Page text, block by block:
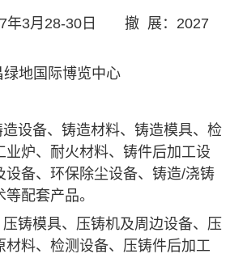
年3月28-30日 撤 展：2027
地国际博览中心
造设备、铸造材料、铸造模具、检
业炉、耐火材料、铸件后加工设
设备、环保除尘设备、铸造/浇铸
配套产品。
铸模具、压铸机及周边设备、压
材料、检测设备、压铸件后加工